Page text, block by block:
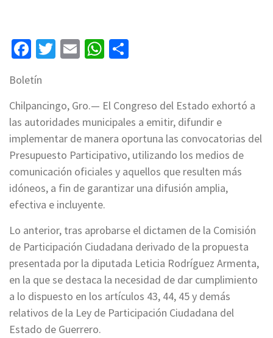
Facebook
Twitter
EmailWhatsApp
Boletín
Chilpancingo, Gro.— El Congreso del Estado exhortó a
las autoridades municipales a emitir, difundir e
implementar de manera oportuna las convocatorias del
Presupuesto Participativo, utilizando los medios de
comunicación oficiales y aquellos que resulten más
idóneos, a fin de garantizar una difusión amplia,
efectiva e incluyente.
Lo anterior, tras aprobarse el dictamen de la Comisión
de Participación Ciudadana derivado de la propuesta
presentada por la diputada Leticia Rodríguez Armenta,
en la que se destaca la necesidad de dar cumplimiento
a lo dispuesto en los artículos 43, 44, 45 y demás
relativos de la Ley de Participación Ciudadana del
Estado de Guerrero.